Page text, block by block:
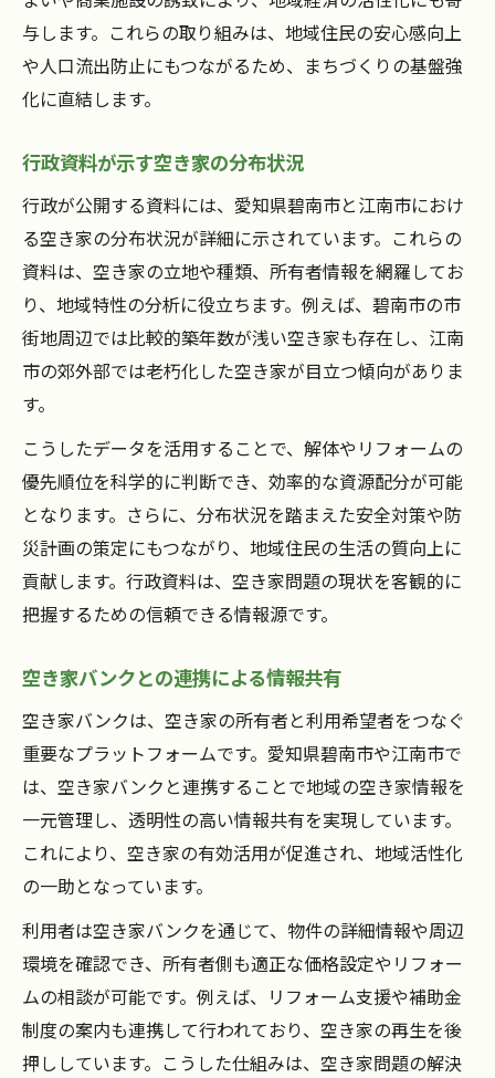
与します。これらの取り組みは、地域住民の安心感向上
や人口流出防止にもつながるため、まちづくりの基盤強
化に直結します。
行政資料が示す空き家の分布状況
行政が公開する資料には、愛知県碧南市と江南市におけ
る空き家の分布状況が詳細に示されています。これらの
資料は、空き家の立地や種類、所有者情報を網羅してお
り、地域特性の分析に役立ちます。例えば、碧南市の市
街地周辺では比較的築年数が浅い空き家も存在し、江南
市の郊外部では老朽化した空き家が目立つ傾向がありま
す。
こうしたデータを活用することで、解体やリフォームの
優先順位を科学的に判断でき、効率的な資源配分が可能
となります。さらに、分布状況を踏まえた安全対策や防
災計画の策定にもつながり、地域住民の生活の質向上に
貢献します。行政資料は、空き家問題の現状を客観的に
把握するための信頼できる情報源です。
空き家バンクとの連携による情報共有
空き家バンクは、空き家の所有者と利用希望者をつなぐ
重要なプラットフォームです。愛知県碧南市や江南市で
は、空き家バンクと連携することで地域の空き家情報を
一元管理し、透明性の高い情報共有を実現しています。
これにより、空き家の有効活用が促進され、地域活性化
の一助となっています。
利用者は空き家バンクを通じて、物件の詳細情報や周辺
環境を確認でき、所有者側も適正な価格設定やリフォー
ムの相談が可能です。例えば、リフォーム支援や補助金
制度の案内も連携して行われており、空き家の再生を後
押ししています。こうした仕組みは、空き家問題の解決